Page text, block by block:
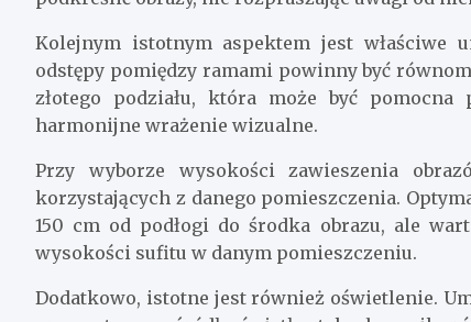
Kolejnym istotnym aspektem jest właściwe
odstępy pomiędzy ramami powinny być
złotego podziału, która może być
harmonijne wrażenie wizualne.
Przy wyborze wysokości zawieszenia
korzystających z danego pomieszczenia.
150 cm od podłogi do środka obrazu, ale
wysokości sufitu w danym pomieszczeniu.
Dodatkowo, istotne jest również oświetlenie.